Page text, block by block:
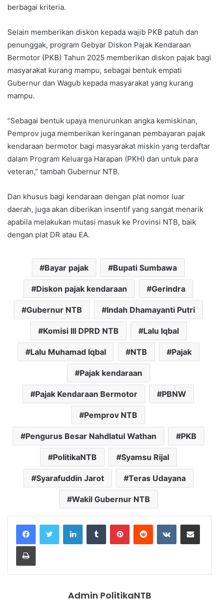
berbagai kriteria.
Selain memberikan diskon kepada wajib PKB patuh dan
penunggak, program Gebyar Diskon Pajak Kendaraan
Bermotor (PKB) Tahun 2025 memberikan diskon pajak bagi
masyarakat kurang mampu, sebagai bentuk empati
Gubernur dan Wagub kepada masyarakat yang kurang
mampu.
“Sebagai bentuk upaya menurunkan angka kemiskinan,
Pemprov juga memberikan keringanan pembayaran pajak
kendaraan bermotor bagi masyarakat miskin yang terdaftar
dalam Program Keluarga Harapan (PKH) dan untuk para
veteran,” tambah Gubernur NTB.
Dan khusus bagi kendaraan dengan plat nomor luar
daerah, juga akan diberikan insentif yang sangat menarik
apabila melakukan mutasi masuk ke Provinsi NTB, baik
dengan plat DR atau EA.
Bayar pajak Bupati Sumbawa
Diskon pajak kendaraan Gerindra
Gubernur NTB Indah Dhamayanti Putri
Komisi III DPRD NTB Lalu Iqbal
Lalu Muhamad Iqbal NTB Pajak
Pajak kendaraan
Pajak Kendaraan Bermotor PBNW
Pemprov NTB
Pengurus Besar Nahdlatul Wathan PKB
PolitikaNTB Syamsu Rijal
Syarafuddin Jarot Teras Udayana
Wakil Gubernur NTB
LinkedInTumblr PinterestReddit VKontakteShare via Email
Print
Admin PolitikaNTB